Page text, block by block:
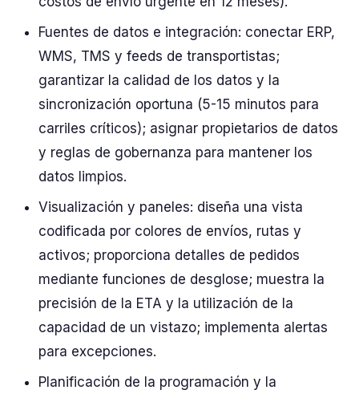
Fuentes de datos e integración: conectar ERP,
WMS, TMS y feeds de transportistas;
garantizar la calidad de los datos y la
sincronización oportuna (5-15 minutos para
carriles críticos); asignar propietarios de datos
y reglas de gobernanza para mantener los
datos limpios.
Visualización y paneles: diseña una vista
codificada por colores de envíos, rutas y
activos; proporciona detalles de pedidos
mediante funciones de desglose; muestra la
precisión de la ETA y la utilización de la
capacidad de un vistazo; implementa alertas
para excepciones.
Planificación de la programación y la